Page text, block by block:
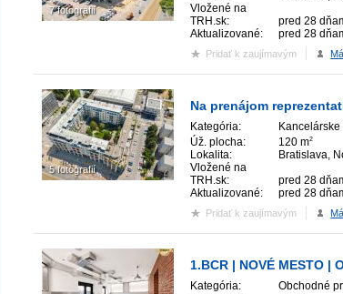
7 fotografií
Vložené na
TRH.sk:
pred 28
Aktualizované:
pred 28
Pridať k zaujímavým
5 fotografií
Kategória:
Úž. plocha:
120 m2
Lokalita:
Bratislava,
Vložené na
TRH.sk:
pred 28
Aktualizované:
pred 28
Pridať k zaujímavým
Kategória:
Obchodné